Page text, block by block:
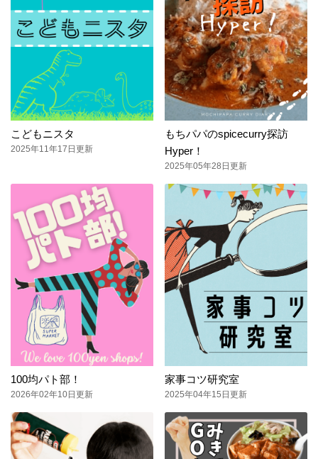
こどもニスタ
2025年11年17日更新
もちパパのspicecurry探訪
Hyper！
2025年05年28日更新
100均パト部！
2026年02年10日更新
家事コツ研究室
2025年04年15日更新